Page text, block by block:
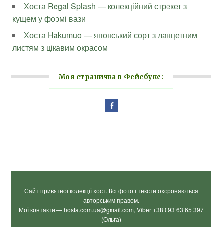
Хоста Regal Splash — колекційний стрекет з
кущем у формі вази
Хоста Hakumuo — японський сорт з ланцетним
листям з цікавим окрасом
Моя страничка в Фейсбуке:
Сайт приватної колекції хост. Всі фото і тексти охороняються
авторським правом.
Мої контакти — hosta.com.ua@gmail.com, Viber +38 093 63 65 397
(Ольга)